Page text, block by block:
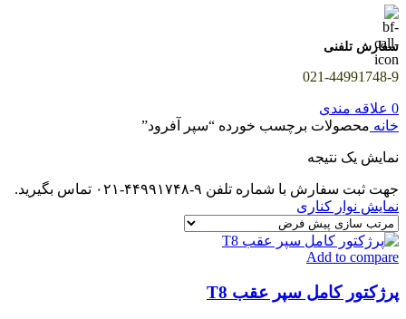
سفارش تلفنی
021-44991748-9
0 علاقه مندی
خانه محصولات برچسب خورده “سپر آفرود”
نمایش یک نتیجه
جهت ثبت سفارش با شماره تلفن ۹-۴۴۹۹۱۷۴۸-۰۲۱ تماس بگیرید.
نمایش نوار کناری
Add to compare
پرژکتور کامل سپر عقب T8